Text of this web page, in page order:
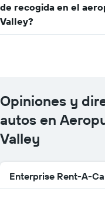
de recogida en el
Valley?
Opiniones y
autos en
Valley
Enterprise Rent-A-